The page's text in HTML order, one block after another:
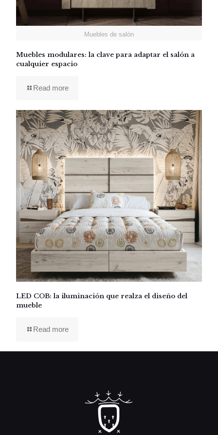
Muebles de salón
Muebles modulares: la clave para adaptar el salón a
cualquier espacio
Read more
LED COB: la iluminación que realza el diseño del
mueble
Read more